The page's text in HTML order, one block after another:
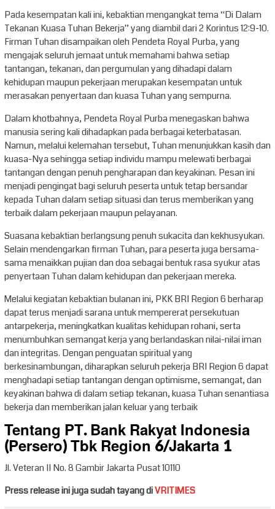
Pada kesempatan kali ini, kebaktian mengangkat tema “Di Dalam
Tekanan Kuasa Tuhan Bekerja” yang diambil dari 2 Korintus 12:9-10.
Firman Tuhan disampaikan oleh Pendeta Royal Purba, yang
mengajak seluruh jemaat untuk memahami bahwa setiap
tantangan, tekanan, dan pergumulan yang dihadapi dalam
kehidupan maupun pekerjaan merupakan kesempatan untuk
merasakan penyertaan dan kuasa Tuhan yang sempurna.
Dalam khotbahnya, Pendeta Royal Purba menegaskan bahwa
manusia sering kali dihadapkan pada berbagai keterbatasan.
Namun, melalui kelemahan tersebut, Tuhan menunjukkan kasih dan
kuasa-Nya sehingga setiap individu mampu melewati berbagai
tantangan dengan penuh pengharapan dan keyakinan. Pesan ini
menjadi pengingat bagi seluruh peserta untuk tetap bersandar
kepada Tuhan dalam setiap situasi dan terus memberikan yang
terbaik dalam pekerjaan maupun pelayanan.
Suasana kebaktian berlangsung penuh sukacita dan kekhusyukan.
Selain mendengarkan firman Tuhan, para peserta juga bersama-
sama menaikkan pujian dan doa sebagai bentuk rasa syukur atas
penyertaan Tuhan dalam kehidupan dan pekerjaan mereka.
Melalui kegiatan kebaktian bulanan ini, PKK BRI Region 6 berharap
dapat terus menjadi sarana untuk mempererat persekutuan
antarpekerja, meningkatkan kualitas kehidupan rohani, serta
menumbuhkan semangat kerja yang berlandaskan nilai-nilai iman
dan integritas. Dengan penguatan spiritual yang
berkesinambungan, diharapkan seluruh pekerja BRI Region 6 dapat
menghadapi setiap tantangan dengan optimisme, semangat, dan
keyakinan bahwa di dalam setiap tekanan, kuasa Tuhan senantiasa
bekerja dan memberikan jalan keluar yang terbaik
Tentang PT. Bank Rakyat Indonesia
(Persero) Tbk Region 6/Jakarta 1
Jl. Veteran II No. 8 Gambir Jakarta Pusat 10110
Press release ini juga sudah tayang diVRITIMES